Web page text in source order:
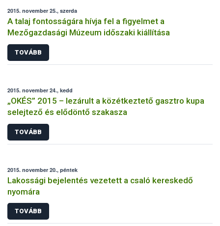
2015. november 25., szerda
A talaj fontosságára hívja fel a figyelmet a
Mezőgazdasági Múzeum időszaki kiállítása
TOVÁBB
2015. november 24., kedd
„OKÉS” 2015 – lezárult a közétkeztető gasztro kupa
selejtező és elődöntő szakasza
TOVÁBB
2015. november 20., péntek
Lakossági bejelentés vezetett a csaló kereskedő
nyomára
TOVÁBB